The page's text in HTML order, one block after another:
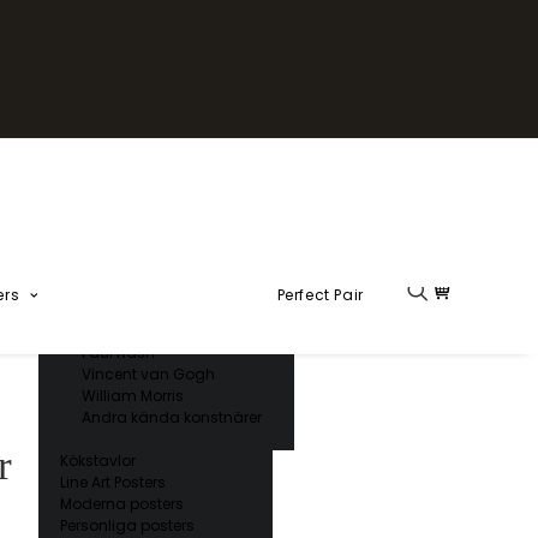
Claude Monet
Paul Nash
Vincent van Gogh
William Morris
Andra kända konstnärer
Kökstavlor
Line Art Posters
Moderna posters
Personliga posters
Perfect Pair